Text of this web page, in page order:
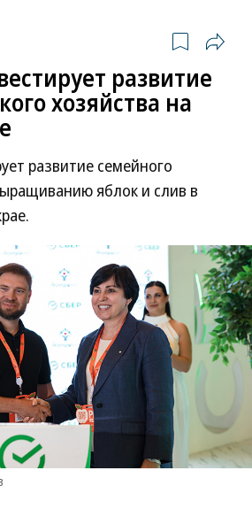
развитие
хозяйства на
развитие семейного
яблок и слив в